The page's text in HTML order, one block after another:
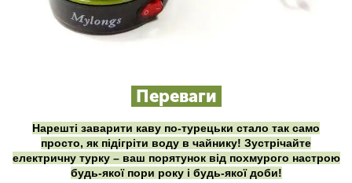
Переваги
Нарешті заварити каву по-турецьки стало так само
просто, як підігріти воду в чайнику! Зустрічайте
електричну турку – ваш порятунок від похмурого настрою
будь-якої пори року і будь-якої доби!